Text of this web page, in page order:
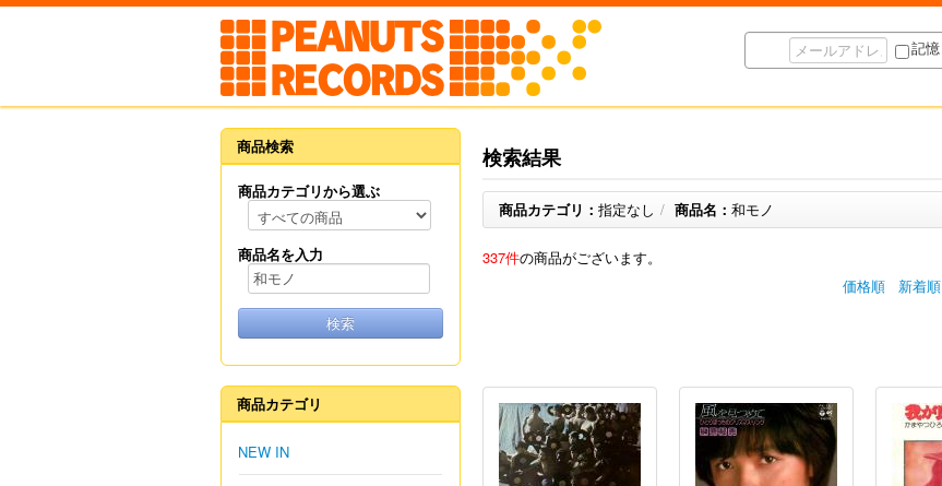
記憶
商品検索
商品カテゴリから選ぶ
商品名を入力
検索
商品カテゴリ
NEW IN
検索結果
商品カテゴリ： 指定なし / 商品名： 和モノ
337件の商品がございます。
価格順
新着順